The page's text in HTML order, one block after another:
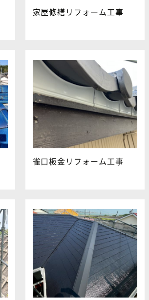
家屋修繕リフォーム工事
雀口板金リフォーム工事